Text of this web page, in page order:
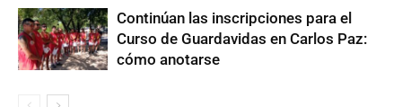
Continúan las inscripciones para el
Curso de Guardavidas en Carlos Paz:
cómo anotarse